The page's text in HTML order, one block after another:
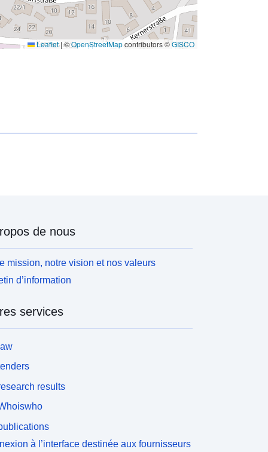
Leaflet|©OpenStreetMapcontributors ©GISCO
de nous
mission, notre vision et nos valeurs
d’information
services
results
à l’interface destinée aux fournisseurs